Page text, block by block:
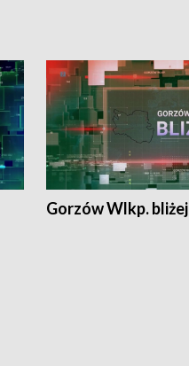
Gorzów Wlkp. bliżej